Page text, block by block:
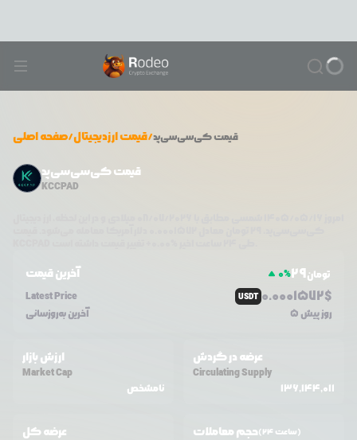
صفحه اصلی/قیمت ارزدیجیتال/ قیمتکی‌سی‌سی‌پد
قیمت کی‌سی‌سی‌پد
KCCPAD
آخرین قیمت 0%29تومان
Latest Price
USDT 0.0001572$
آخرین به‌روزسانی 5 روز پیش
ارزش بازار
Market Cap
نامشخص
عرضه در گردش
Circulating Supply
136,144,011
عرضه کل حجم معاملات (24 ساعت)